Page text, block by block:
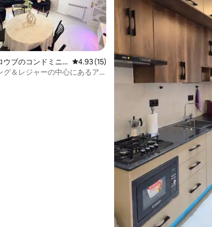
4.5つ星の平均評価
ウブのコンドミニ レビュー15件、5つ星中4.93つ星の平均評価
4.93 (15)
グ＆レジャーの中心にあるア